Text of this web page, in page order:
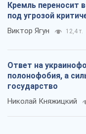
Кремль переносит
под угрозой
Виктор Ягун 12,4 т.
Ответ на
полонофобия, а
государство
Николай Княжицкий